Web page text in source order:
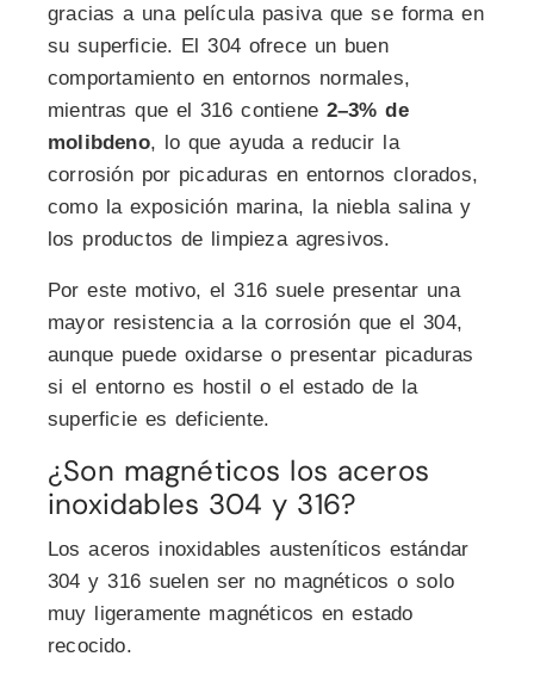
gracias a una película pasiva que se forma en
su superficie. El 304 ofrece un buen
comportamiento en entornos normales,
mientras que el 316 contiene 2–3% de
molibdeno, lo que ayuda a reducir la
corrosión por picaduras en entornos clorados,
como la exposición marina, la niebla salina y
los productos de limpieza agresivos.
Por este motivo, el 316 suele presentar una
mayor resistencia a la corrosión que el 304,
aunque puede oxidarse o presentar picaduras
si el entorno es hostil o el estado de la
superficie es deficiente.
¿Son magnéticos los aceros
inoxidables 304 y 316?
Los aceros inoxidables austeníticos estándar
304 y 316 suelen ser no magnéticos o solo
muy ligeramente magnéticos en estado
recocido.